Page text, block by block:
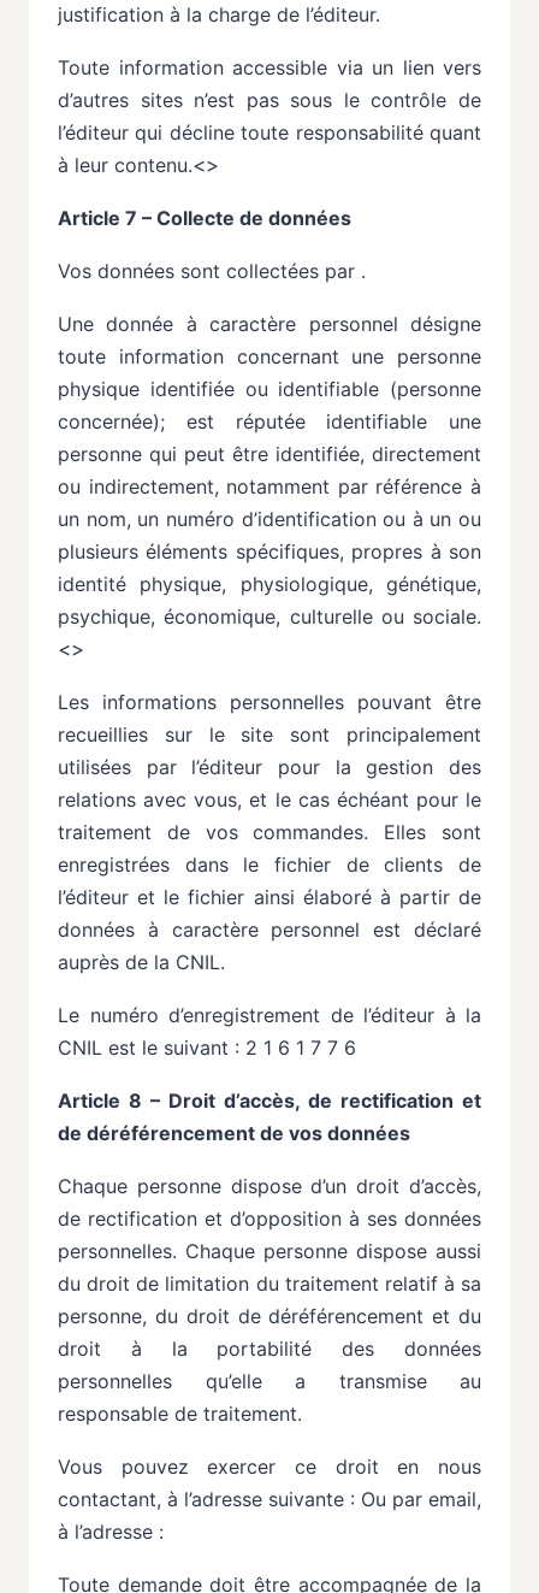
justification à la charge de l’éditeur.
Toute information accessible via un lien vers
d’autres sites n’est pas sous le contrôle de
l’éditeur qui décline toute responsabilité quant
à leur contenu.<>
Article 7 – Collecte de données
Vos données sont collectées par .
Une donnée à caractère personnel désigne
toute information concernant une personne
physique identifiée ou identifiable (personne
concernée);
est réputée identifiable
une
personne qui peut être identifiée, directement
ou indirectement, notamment par référence à
un nom, un numéro d’identification ou à un ou
plusieurs éléments spécifiques, propres à son
identité physique, physiologique,
génétique,
psychique, économique, culturelle ou sociale.
<>
Les informations personnelles pouvant être
recueillies
sur le site sont
principalement
utilisées
par l’éditeur pour la gestion des
relations avec vous, et le cas échéant pour le
traitement de vos commandes.
Elles
sont
enregistrées
dans le fichier de clients
de
l’éditeur et le fichier ainsi élaboré à partir de
données à caractère personnel est
déclaré
auprès de la CNIL.
Le numéro d’enregistrement de l’éditeur à la
CNIL est le suivant : 2 1 6 1 7 7 6
Article 8 – Droit d’accès, de rectification et
de déréférencement de vos données
Chaque personne dispose d’un droit d’accès,
de rectification et d’opposition à ses données
personnelles. Chaque personne dispose aussi
du droit de limitation du traitement relatif à sa
personne, du droit de déréférencement et du
droit
à la portabilité des
données
personnelles
qu’elle a transmise
au
responsable de traitement.
Vous pouvez exercer ce droit en nous
contactant, à l’adresse suivante : Ou par email,
à l’adresse :
Toute demande doit être accompagnée de la